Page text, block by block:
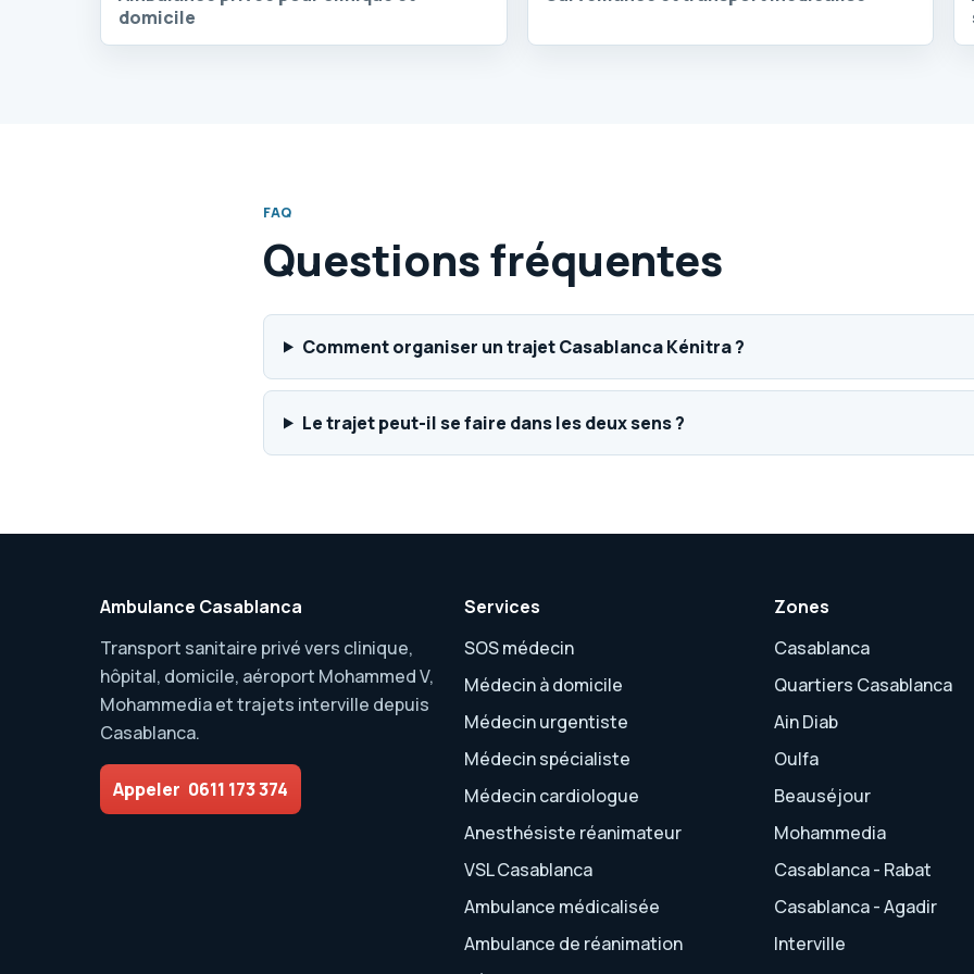
domicile
FAQ
Questions fréquentes
Comment organiser un trajet Casablanca Kénitra ?
Le trajet peut-il se faire dans les deux sens ?
Ambulance Casablanca
Transport sanitaire privé vers clinique,
hôpital, domicile, aéroport Mohammed V,
Mohammedia et trajets interville depuis
Casablanca.
Appeler 0611 173 374
Services
SOS médecin
Médecin à domicile
Médecin urgentiste
Médecin spécialiste
Médecin cardiologue
Anesthésiste réanimateur
VSL Casablanca
Ambulance médicalisée
Ambulance de réanimation
Zones
Casablanca
Quartiers Casablanca
Ain Diab
Oulfa
Beauséjour
Mohammedia
Casablanca - Rabat
Casablanca - Agadir
Interville